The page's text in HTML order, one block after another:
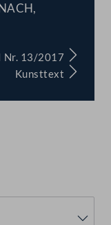
Nr. 13/2017
Kunsttext